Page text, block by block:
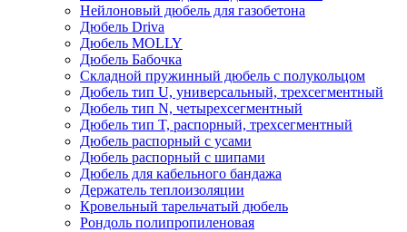
Нейлоновый дюбель для газобетона
Дюбель Driva
Дюбель MOLLY
Дюбель Бабочка
Складной пружинный дюбель с полукольцом
Дюбель тип U, универсальный, трехсегментный
Дюбель тип N, четырехсегментный
Дюбель тип T, распорный, трехсегментный
Дюбель распорный с усами
Дюбель распорный с шипами
Дюбель для кабельного бандажа
Держатель теплоизоляции
Кровельный тарельчатый дюбель
Рондоль полипропиленовая